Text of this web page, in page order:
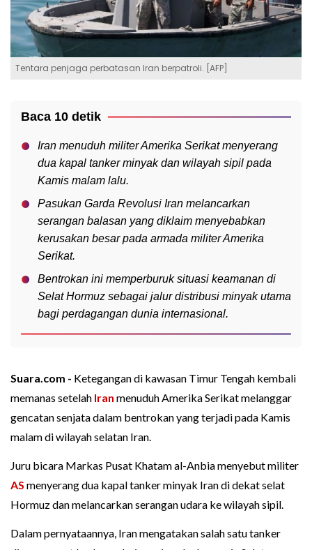
Tentara penjaga perbatasan Iran berpatroli. [AFP]
Baca 10 detik
Iran menuduh militer Amerika Serikat menyerang
dua kapal tanker minyak dan wilayah sipil pada
Kamis malam lalu.
Pasukan Garda Revolusi Iran melancarkan
serangan balasan yang diklaim menyebabkan
kerusakan besar pada armada militer Amerika
Serikat.
Bentrokan ini memperburuk situasi keamanan di
Selat Hormuz sebagai jalur distribusi minyak utama
bagi perdagangan dunia internasional.
Suara.com - Ketegangan di kawasan Timur Tengah kembali
memanas setelah Iran menuduh Amerika Serikat melanggar
gencatan senjata dalam bentrokan yang terjadi pada Kamis
malam di wilayah selatan Iran.
Juru bicara Markas Pusat Khatam al-Anbia menyebut militer
AS menyerang dua kapal tanker minyak Iran di dekat selat
Hormuz dan melancarkan serangan udara ke wilayah sipil.
Dalam pernyataannya, Iran mengatakan salah satu tanker